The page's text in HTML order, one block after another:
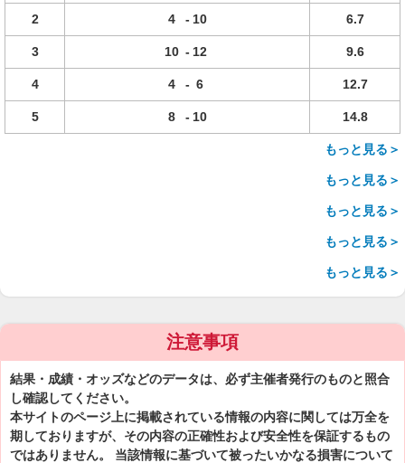
2 4 - 10 6.7
3 10 - 12 9.6
4 4 - 6 12.7
5 8 - 10 14.8
もっと見る＞
もっと見る＞
もっと見る＞
もっと見る＞
もっと見る＞
注意事項
結果・成績・オッズなどのデータは、必ず主催者発行のものと照合
し確認してください。
本サイトのページ上に掲載されている情報の内容に関しては万全を
期しておりますが、その内容の正確性および安全性を保証するもの
ではありません。 当該情報に基づいて被ったいかなる損害について